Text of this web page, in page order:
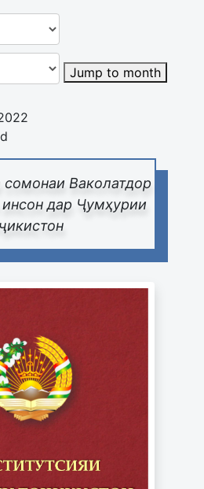
Ваколатдор
дар Ҷумҳурии
Jump to month